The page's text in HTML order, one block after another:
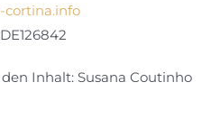
cortina.info
Inhalt: Susana Coutinho